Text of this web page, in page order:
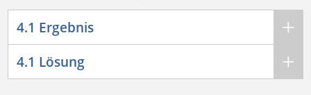
4.1 Ergebnis
4.1 Lösung